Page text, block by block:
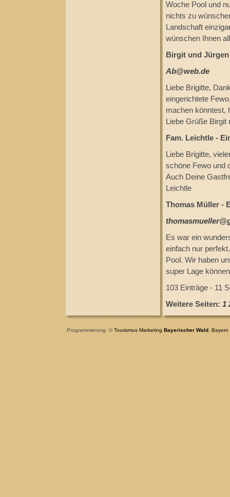
Woche Pool und
nichts zu
Landschaft
wünschen Ihnen
Birgit und Jürgen
Ab@web.de
Liebe Brigitte,
eingerichtete
machen könntest,
Liebe Grüße Birgit
Fam. Leichtle -
Liebe Brigitte,
schöne Fewo und
Auch Deine
Leichtle
Thomas Müller -
Es war ein
einfach nur
Pool. Wir haben
super Lage
103 Einträge - 11
Weitere Seiten: 1
Programmierung: ©Tourismus Marketing Bayerischer Wald Bayern